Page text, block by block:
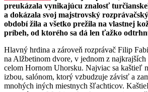
preukázala vynikajúcu znalosť
a dokázala svoj majstrovský
období žila a všetko prežila na vlastnej
príbeh, od ktorého sa dá len ťažko
Hlavný hrdina a zároveň rozprávač Filip
na Alžbetinom dvore, v jednom z
celom Hornom Uhorsku. Najviac sa kaštieľ
izbou, salónom, ktorý vzbudzuje závisť a
mnohých iných miestnych šľachticov.